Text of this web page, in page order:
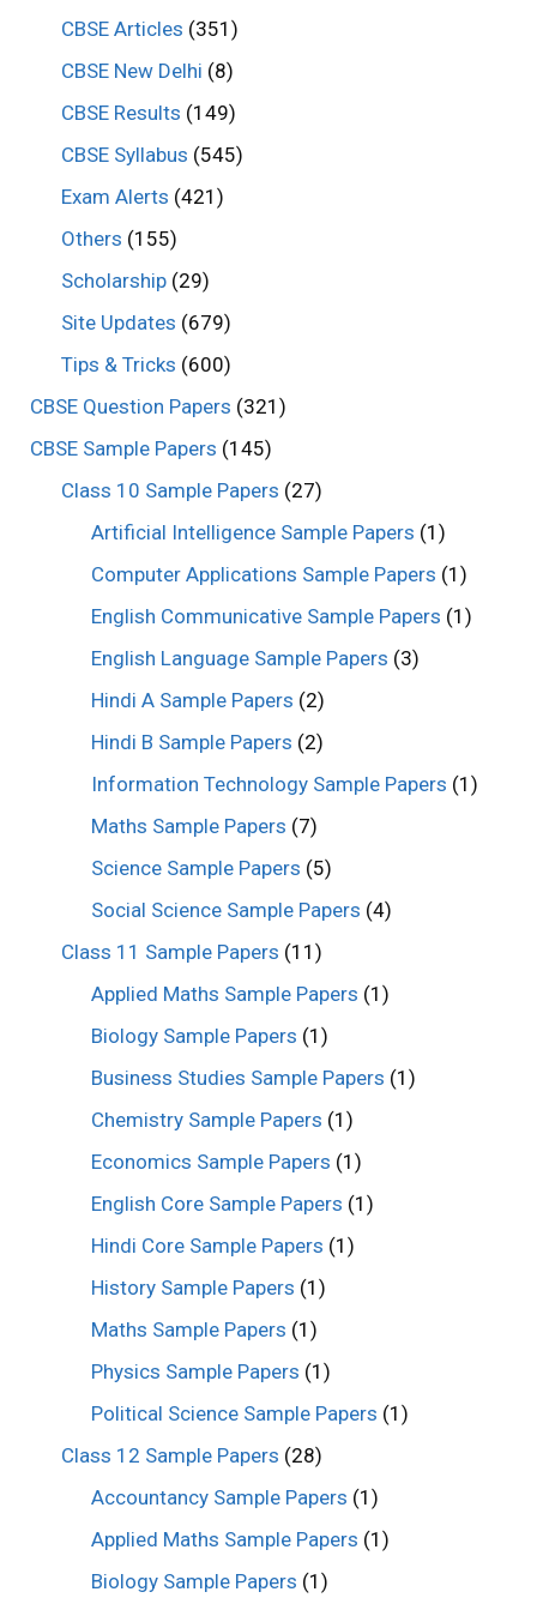
CBSE Articles (351)
CBSE New Delhi (8)
CBSE Results (149)
CBSE Syllabus (545)
Exam Alerts (421)
Others (155)
Scholarship(29)
Site Updates (679)
Tips & Tricks (600)
CBSE Question Papers (321)
CBSE Sample Papers (145)
Class 10 Sample Papers (27)
Artificial Intelligence Sample Papers (1)
Computer Applications Sample Papers (1)
English Communicative Sample Papers (1)
English Language Sample Papers (3)
Hindi A Sample Papers (2)
Hindi B Sample Papers (2)
Information Technology Sample Papers (1)
Maths Sample Papers (7)
Science Sample Papers (5)
Social Science Sample Papers (4)
Class 11 Sample Papers (11)
Applied Maths Sample Papers (1)
Biology Sample Papers (1)
Business Studies Sample Papers (1)
Chemistry Sample Papers (1)
Economics Sample Papers (1)
English Core Sample Papers (1)
Hindi Core Sample Papers (1)
History Sample Papers (1)
Maths Sample Papers (1)
Physics Sample Papers (1)
Political Science Sample Papers (1)
Class 12 Sample Papers (28)
Accountancy Sample Papers (1)
Applied Maths Sample Papers (1)
Biology Sample Papers (1)